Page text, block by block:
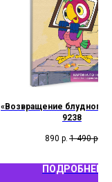
«Возвращение блудного
9238
890 р. 1 490 р.
ПОДРОБНЕЕ